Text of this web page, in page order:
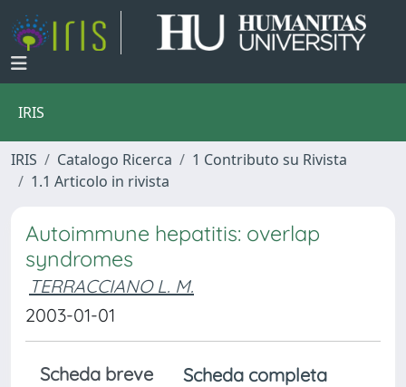
IRIS
IRIS Catalogo Ricerca
1 Contributo su Rivista
1.1 Articolo in rivista
Autoimmune hepatitis: overlap
syndromes
TERRACCIANO L. M.
2003-01-01
Scheda breve
Scheda completa